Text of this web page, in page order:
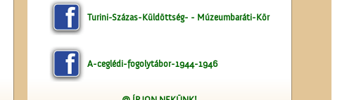
Turini-Százas-Küldöttség- - Múzeumbaráti-Kör
A-ceglédi-fogolytábor-1944-1946